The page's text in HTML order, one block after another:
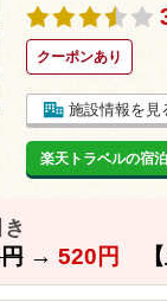
クーポンあり
施設情報を見
楽天トラベルの宿
→ 520円 【